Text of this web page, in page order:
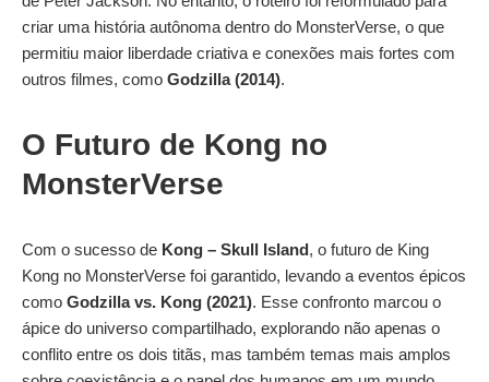
criar uma história autônoma dentro do MonsterVerse, o que
permitiu maior liberdade criativa e conexões mais fortes com
outros filmes, como Godzilla (2014).
O Futuro de Kong no
MonsterVerse
Com o sucesso de Kong – Skull Island, o futuro de King
Kong no MonsterVerse foi garantido, levando a eventos épicos
como Godzilla vs. Kong (2021). Esse confronto marcou o
ápice do universo compartilhado, explorando não apenas o
conflito entre os dois titãs, mas também temas mais amplos